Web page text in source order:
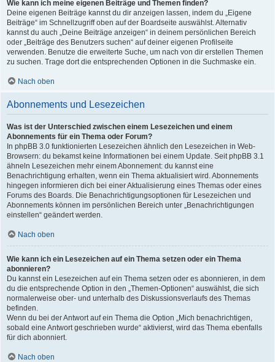
Wie kann ich meine eigenen Beiträge und Themen finden?
Deine eigenen Beiträge kannst du dir anzeigen lassen, indem du „Eigene
Beiträge“ im Schnellzugriff oben auf der Boardseite auswählst. Alternativ
kannst du auch „Deine Beiträge anzeigen“ in deinem persönlichen Bereich
oder „Beiträge des Benutzers suchen“ auf deiner eigenen Profilseite
verwenden. Benutze die erweiterte Suche, um nach von dir erstellen Themen
zu suchen. Trage dort die entsprechenden Optionen in die Suchmaske ein.
Nach oben
Abonnements und Lesezeichen
Was ist der Unterschied zwischen einem Lesezeichen und einem
Abonnements für ein Thema oder Forum?
In phpBB 3.0 funktionierten Lesezeichen ähnlich den Lesezeichen in Web-
Browsern: du bekamst keine Informationen bei einem Update. Seit phpBB 3.1
ähneln Lesezeichen mehr einem Abonnement: du kannst eine
Benachrichtigung erhalten, wenn ein Thema aktualisiert wird. Abonnements
hingegen informieren dich bei einer Aktualisierung eines Themas oder eines
Forums des Boards. Die Benachrichtigungsoptionen für Lesezeichen und
Abonnements können im persönlichen Bereich unter „Benachrichtigungen
einstellen“ geändert werden.
Nach oben
Wie kann ich ein Lesezeichen auf ein Thema setzen oder ein Thema
abonnieren?
Du kannst ein Lesezeichen auf ein Thema setzen oder es abonnieren, in dem
du die entsprechende Option in den „Themen-Optionen“ auswählst, die sich
normalerweise ober- und unterhalb des Diskussionsverlaufs des Themas
befinden.
Wenn du bei der Antwort auf ein Thema die Option „Mich benachrichtigen,
sobald eine Antwort geschrieben wurde“ aktivierst, wird das Thema ebenfalls
für dich abonniert.
Nach oben